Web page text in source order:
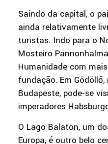
Saindo da capital, o
ainda relativamente
turistas. Indo para o
Mosteiro
Humanidade com
fundação. Em
Budapeste, pode-se
imperadores
O Lago Balaton, um
Europa, é outro belo